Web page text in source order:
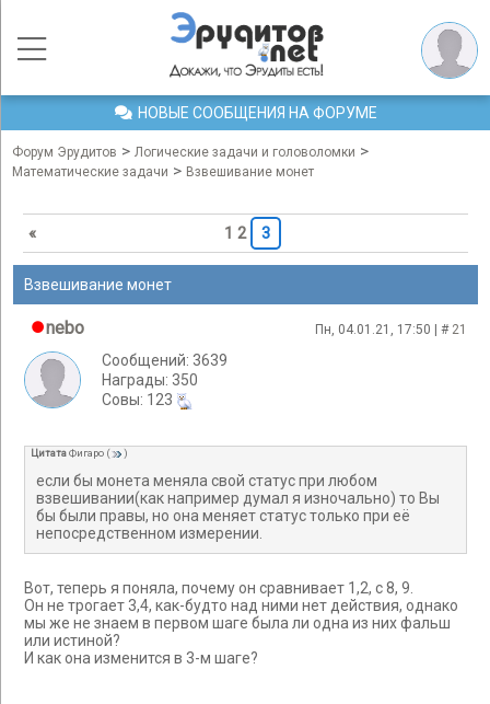
НОВЫЕ СООБЩЕНИЯ НА ФОРУМЕ
Форум Эрудитов > Логические задачи и головоломки >
Математические задачи > Взвешивание монет
« 1 2 3
Взвешивание монет
nebo Пн, 04.01.21, 17:50 | # 21
Сообщений: 3639
Награды: 350
Cовы: 123
ЦитатаФигаро ( )
если бы монета меняла свой статус при любом
взвешивании(как например думал я изночально) то Вы
бы были правы, но она меняет статус только при её
непосредственном измерении.
Вот, теперь я поняла, почему он сравнивает 1,2, с 8, 9.
Он не трогает 3,4, как-будто над ними нет действия, однако
мы же не знаем в первом шаге была ли одна из них фальш
или истиной?
И как она изменится в 3-м шаге?